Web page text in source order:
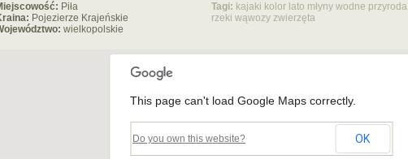
Piła
Pojezierze Krajeńskie
wielkopolskie
Tagi: kajaki kolor lato młyny wodne przyroda
rzeki wąwozy zwierzęta
This page can't load Google Maps correctly.
Do you own this website? OK